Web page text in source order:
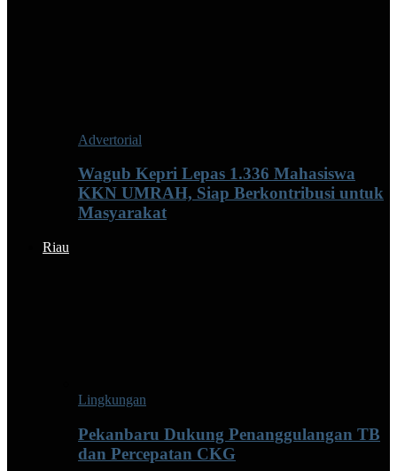
Advertorial
Wagub Kepri Lepas 1.336 Mahasiswa
KKN UMRAH, Siap Berkontribusi untuk
Masyarakat
Riau
Lingkungan
Pekanbaru Dukung Penanggulangan TB
dan Percepatan CKG